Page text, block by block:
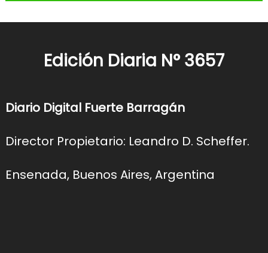
Edición Diaria N° 3657
Diario Digital Fuerte Barragán
Director Propietario: Leandro D. Scheffer.
Ensenada, Buenos Aires, Argentina